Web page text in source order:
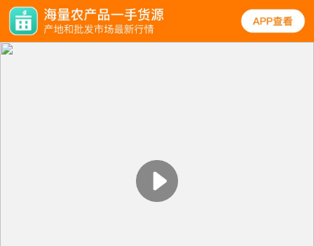
规格 口碑 图文
西红柿